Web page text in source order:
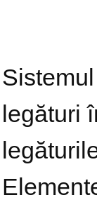
legături